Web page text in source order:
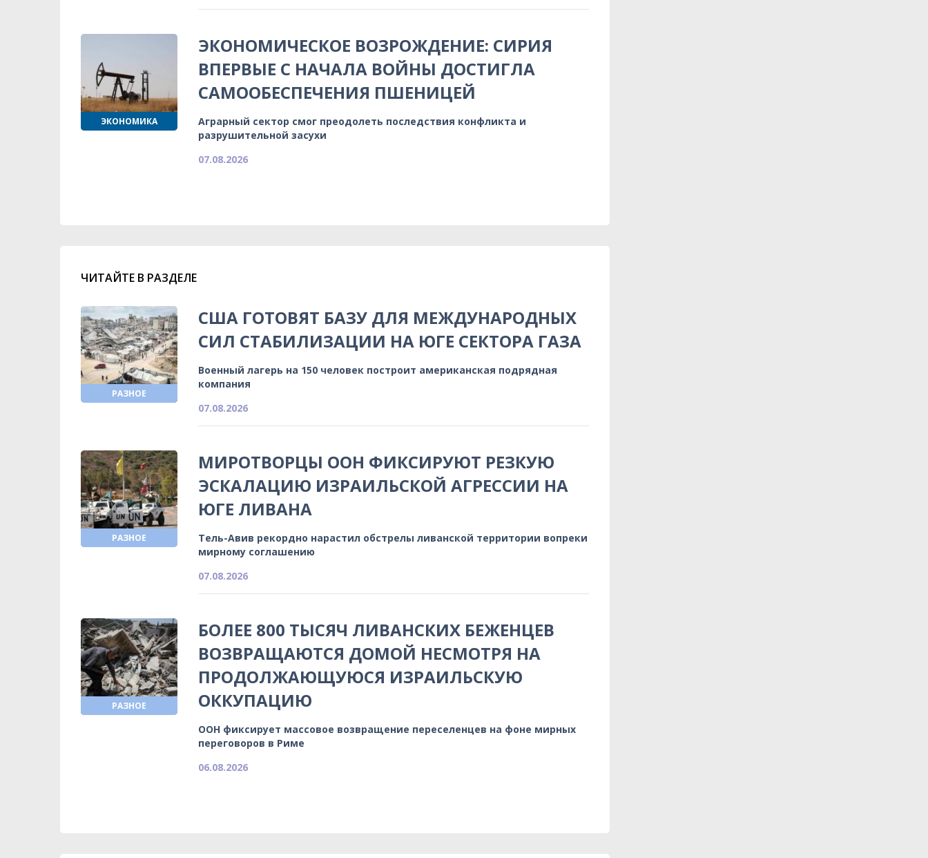
ЭКОНОМИКА
ЭКОНОМИЧЕСКОЕ ВОЗРОЖДЕНИЕ: СИРИЯ
ВПЕРВЫЕ С НАЧАЛА ВОЙНЫ ДОСТИГЛА
САМООБЕСПЕЧЕНИЯ ПШЕНИЦЕЙ
Аграрный сектор смог преодолеть последствия конфликта и
разрушительной засухи
07.08.2026
ЧИТАЙТЕ В РАЗДЕЛЕ
РАЗНОЕ
США ГОТОВЯТ БАЗУ ДЛЯ МЕЖДУНАРОДНЫХ
СИЛ СТАБИЛИЗАЦИИ НА ЮГЕ СЕКТОРА ГАЗА
Военный лагерь на 150 человек построит американская подрядная
компания
07.08.2026
РАЗНОЕ
МИРОТВОРЦЫ ООН ФИКСИРУЮТ РЕЗКУЮ
ЭСКАЛАЦИЮ ИЗРАИЛЬСКОЙ АГРЕССИИ НА
ЮГЕ ЛИВАНА
Тель-Авив рекордно нарастил обстрелы ливанской территории вопреки
мирному соглашению
07.08.2026
РАЗНОЕ
БОЛЕЕ 800 ТЫСЯЧ ЛИВАНСКИХ БЕЖЕНЦЕВ
ВОЗВРАЩАЮТСЯ ДОМОЙ НЕСМОТРЯ НА
ПРОДОЛЖАЮЩУЮСЯ ИЗРАИЛЬСКУЮ
ОККУПАЦИЮ
ООН фиксирует массовое возвращение переселенцев на фоне мирных
переговоров в Риме
06.08.2026